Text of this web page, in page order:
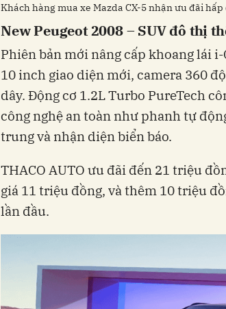
Khách hàng mua xe Mazda CX-5 nhận ưu đãi
New Peugeot 2008 – SUV đô thị
Phiên bản mới nâng cấp khoang lái
10 inch giao diện mới, camera 360
dây. Động cơ 1.2L Turbo PureTech
công nghệ an toàn như phanh tự
trung và nhận diện biển báo.
THACO AUTO ưu đãi đến 21 triệu
giá 11 triệu đồng, và thêm 10 triệu
lần đầu.